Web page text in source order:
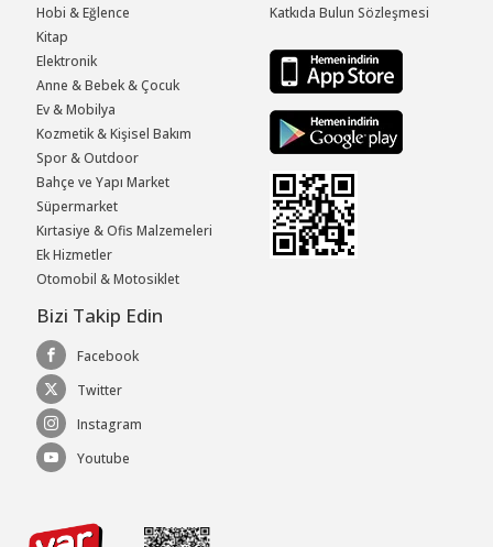
Hobi & Eğlence
Kitap
Elektronik
Anne & Bebek & Çocuk
Ev & Mobilya
Kozmetik & Kişisel Bakım
Spor & Outdoor
Bahçe ve Yapı Market
Süpermarket
Kırtasiye & Ofis Malzemeleri
Ek Hizmetler
Otomobil & Motosiklet
Katkıda Bulun Sözleşmesi
Bizi Takip Edin
Facebook
Twitter
Instagram
Youtube